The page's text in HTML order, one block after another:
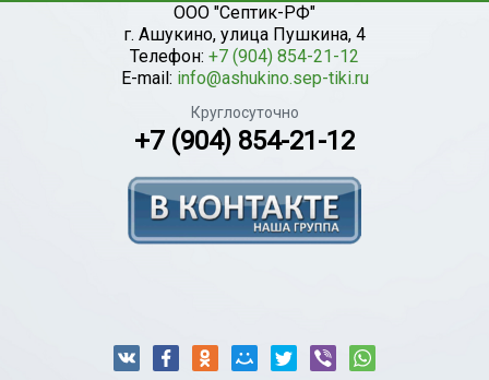
ООО "Септик-РФ"
г. Ашукино, улица Пушкина, 4
Телефон: +7 (904) 854-21-12
E-mail: info@ashukino.sep-tiki.ru
Круглосуточно
+7 (904) 854-21-12